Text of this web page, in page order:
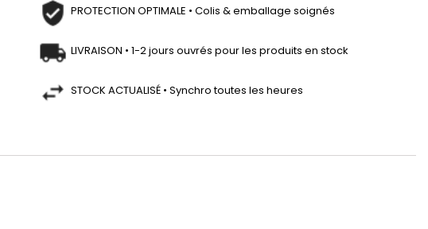
PROTECTION OPTIMALE • Colis & emballage soignés
LIVRAISON • 1-2 jours ouvrés pour les produits en stock
STOCK ACTUALISÉ • Synchro toutes les heures